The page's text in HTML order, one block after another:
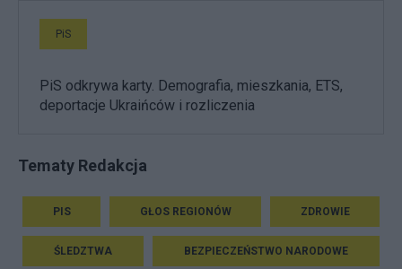
PiS
PiS odkrywa karty. Demografia, mieszkania, ETS,
deportacje Ukraińców i rozliczenia
Tematy Redakcja
PIS GŁOS REGIONÓW ZDROWIE
ŚLEDZTWA BEZPIECZEŃSTWO NARODOWE